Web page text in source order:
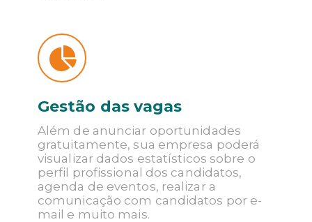
Gestão das vagas
Além de anunciar oportunidades
gratuitamente, sua empresa poderá
visualizar dados estatísticos sobre o
perfil profissional dos candidatos,
agenda de eventos, realizar a
comunicação com candidatos por e-
mail e muito mais.